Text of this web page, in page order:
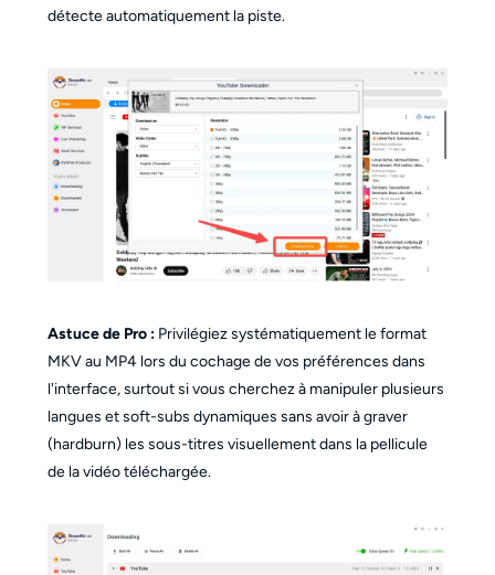
détecte automatiquement la piste.
Astuce de Pro :Privilégiez systématiquement le format
MKV au MP4 lors du cochage de vos préférences dans
l'interface, surtout si vous cherchez à manipuler plusieurs
langues et soft-subs dynamiques sans avoir à graver
(hardburn) les sous-titres visuellement dans la pellicule
de la vidéo téléchargée.